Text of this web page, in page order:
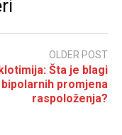
OLDER POST
Šta je blagi
promjena
raspoloženja?